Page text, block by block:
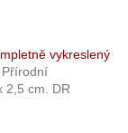
vykreslený
Přírodní
2,5 cm. DR